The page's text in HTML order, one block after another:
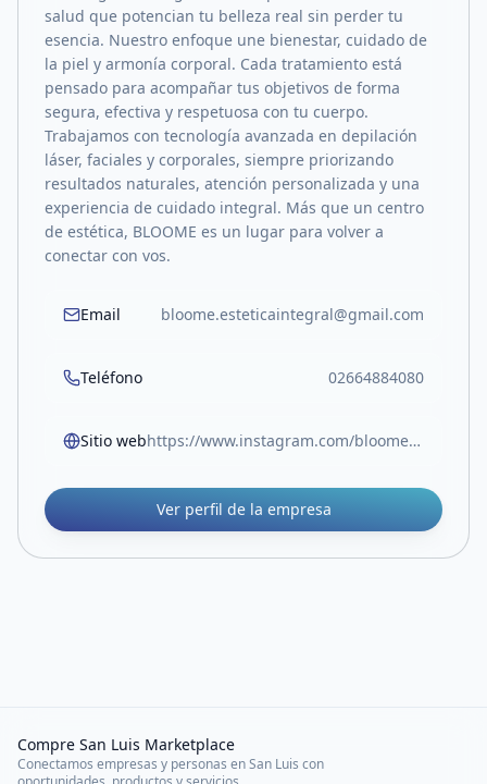
salud que potencian tu belleza real sin perder tu
esencia. Nuestro enfoque une bienestar, cuidado de
la piel y armonía corporal. Cada tratamiento está
pensado para acompañar tus objetivos de forma
segura, efectiva y respetuosa con tu cuerpo.
Trabajamos con tecnología avanzada en depilación
láser, faciales y corporales, siempre priorizando
resultados naturales, atención personalizada y una
experiencia de cuidado integral. Más que un centro
de estética, BLOOME es un lugar para volver a
conectar con vos.
Email bloome.esteticaintegral@gmail.com
Teléfono 02664884080
Sitio web https://www.instagram.com/bloome.sl/
Ver perfil de la empresa
Compre San Luis Marketplace
Conectamos empresas y personas en San Luis con